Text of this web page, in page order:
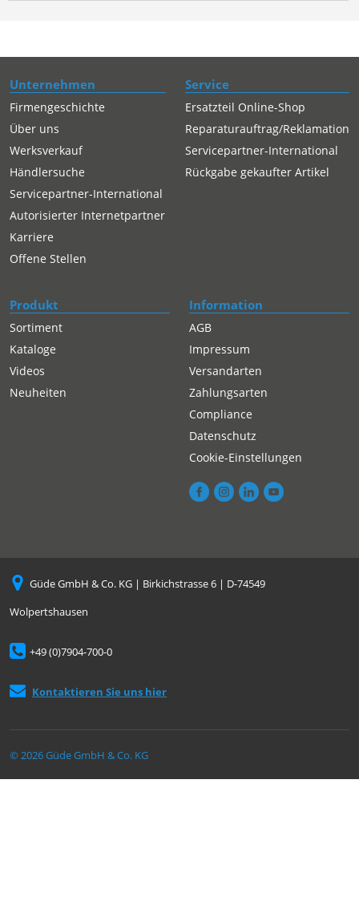
Unternehmen
Firmengeschichte
Über uns
Werksverkauf
Händlersuche
Servicepartner-International
Autorisierter Internetpartner
Karriere
Offene Stellen
Service
Ersatzteil Online-Shop
Reparaturauftrag/Reklamation
Servicepartner-International
Rückgabe gekaufter Artikel
Produkt
Sortiment
Kataloge
Videos
Neuheiten
Information
AGB
Impressum
Versandarten
Zahlungsarten
Compliance
Datenschutz
Cookie-Einstellungen
Güde GmbH & Co. KG | Birkichstrasse 6 | D-74549
Wolpertshausen
+49 (0)7904-700-0
Kontaktieren Sie uns hier
© 2026 Güde GmbH & Co. KG